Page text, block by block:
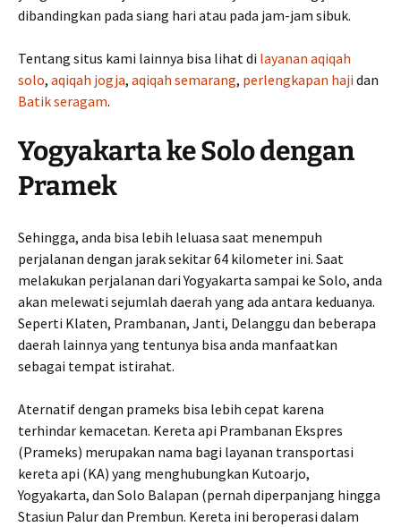
dibandingkan pada siang hari atau pada jam-jam sibuk.
Tentang situs kami lainnya bisa lihat di layanan aqiqah
solo, aqiqah jogja, aqiqah semarang, perlengkapan hajidan
Batik seragam.
Yogyakarta ke Solo dengan
Pramek
Sehingga, anda bisa lebih leluasa saat menempuh
perjalanan dengan jarak sekitar 64 kilometer ini. Saat
melakukan perjalanan dari Yogyakarta sampai ke Solo, anda
akan melewati sejumlah daerah yang ada antara keduanya.
Seperti Klaten, Prambanan, Janti, Delanggu dan beberapa
daerah lainnya yang tentunya bisa anda manfaatkan
sebagai tempat istirahat.
Aternatif dengan prameks bisa lebih cepat karena
terhindar kemacetan. Kereta api Prambanan Ekspres
(Prameks) merupakan nama bagi layanan transportasi
kereta api (KA) yang menghubungkan Kutoarjo,
Yogyakarta, dan Solo Balapan (pernah diperpanjang hingga
Stasiun Palur dan Prembun. Kereta ini beroperasi dalam